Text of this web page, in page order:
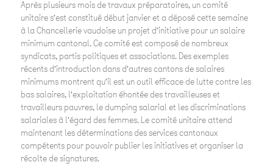
Après plusieurs mois de travaux préparatoires, un comité
unitaire s’est constitué début janvier et a déposé cette semaine
à la Chancellerie vaudoise un projet d’initiative pour un salaire
minimum cantonal. Ce comité est composé de nombreux
syndicats, partis politiques et associations. Des exemples
récents d’introduction dans d’autres cantons de salaires
minimums montrent qu’il est un outil efficace de lutte contre les
bas salaires, l’exploitation éhontée des travailleuses et
travailleurs pauvres, le dumping salarial et les discriminations
salariales à l’égard des femmes. Le comité unitaire attend
maintenant les déterminations des services cantonaux
compétents pour pouvoir publier les initiatives et organiser la
récolte de signatures.